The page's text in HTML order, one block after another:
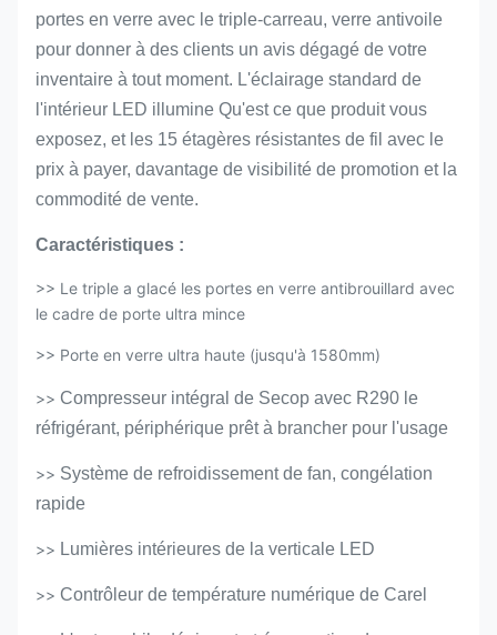
portes en verre avec le triple-carreau, verre antivoile
pour donner à des clients un avis dégagé de votre
inventaire à tout moment. L'éclairage standard de
l'intérieur LED illumine Qu'est ce que produit vous
exposez, et les 15 étagères résistantes de fil avec le
prix à payer, davantage de visibilité de promotion et la
commodité de vente.
Caractéristiques :
>> Le triple a glacé les portes en verre antibrouillard avec
le cadre de porte ultra mince
>> Porte en verre ultra haute (jusqu'à 1580mm)
>> Compresseur intégral de Secop avec R290 le
réfrigérant, périphérique prêt à brancher pour l'usage
>> Système de refroidissement de fan, congélation
rapide
>> Lumières intérieures de la verticale LED
>> Contrôleur de température numérique de Carel